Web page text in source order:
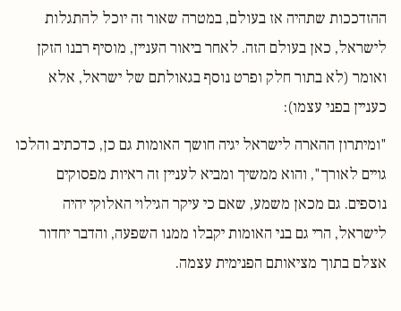
ההזדככות שתהיה אז בעולם, במטרה שאור זה יוכל להתגלות
לישראל, כאן בעולם הזה. לאחר ביאור העניין, מוסיף רבנו הזקן
ואומר (לא בתור חלק ופרט נוסף בגאולתם של ישראל, אלא
כעניין בפני עצמו):
"ומיתרון ההארה לישראל יגיה חושך האומות גם כן, כדכתיב והלכו
גויים לאורך", והוא ממשיך ומביא לעניין זה ראיות מפסוקים
נוספים. גם מכאן משמע, שאם כי עיקר הגילוי האלוקי יהיה
לישראל, הרי גם בני האומות יקבלו ממנו השפעה, והדבר יחדור
אצלם בתוך מציאותם הפנימית עצמה.